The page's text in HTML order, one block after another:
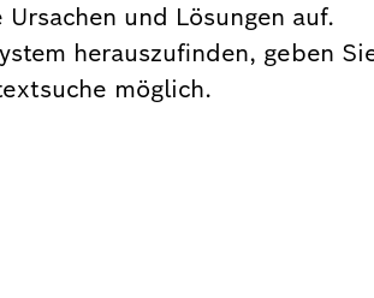
und Lösungen auf.
herauszufinden, geben
möglich.